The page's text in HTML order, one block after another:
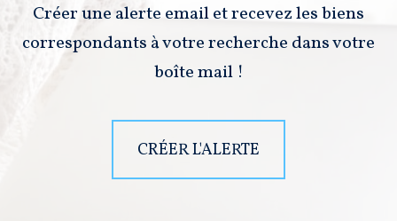
Créer une alerte email et recevez les biens
correspondants à votre recherche dans votre
boîte mail !
CRÉER L'ALERTE